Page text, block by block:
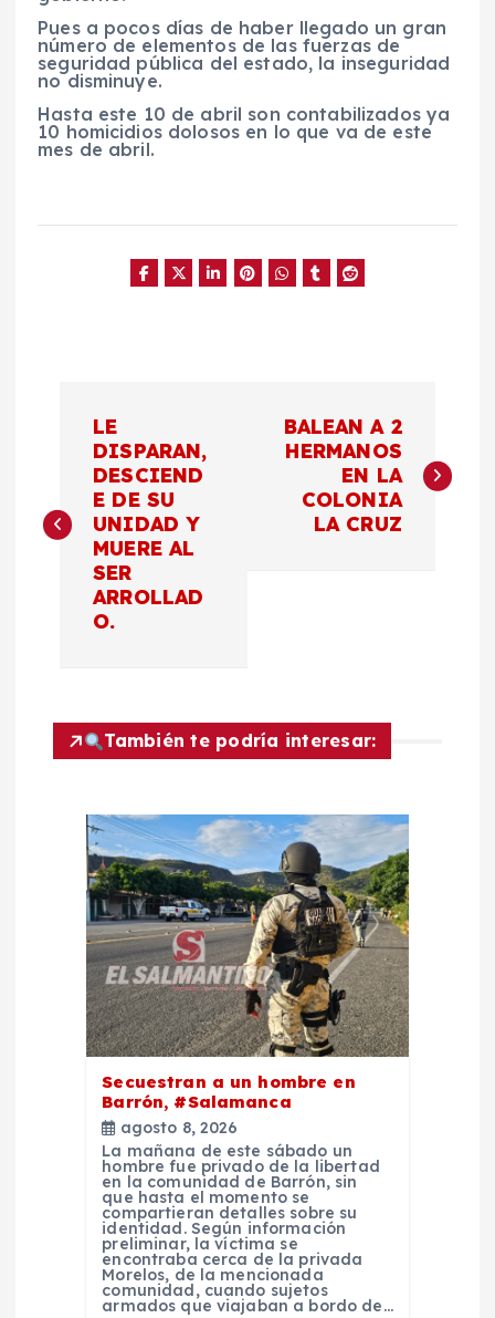
Pues a pocos días de haber llegado un gran
número de elementos de las fuerzas de
seguridad pública del estado, la inseguridad
no disminuye.
Hasta este 10 de abril son contabilizados ya
10 homicidios dolosos en lo que va de este
mes de abril.
v
c
LE
DISPARAN,
DESCIEND
E DE SU
UNIDAD Y
MUERE AL
SER
ARROLLAD
O.
BALEAN A 2
HERMANOS
EN LA
COLONIA
LA CRUZ
También te podría interesar:
Secuestran a un hombre en
Barrón, #Salamanca
agosto 8, 2026
La mañana de este sábado un
hombre fue privado de la libertad
en la comunidad de Barrón, sin
que hasta el momento se
compartieran detalles sobre su
identidad. Según información
preliminar, la víctima se
encontraba cerca de la privada
Morelos, de la mencionada
comunidad, cuando sujetos
armados que viajaban a bordo de…